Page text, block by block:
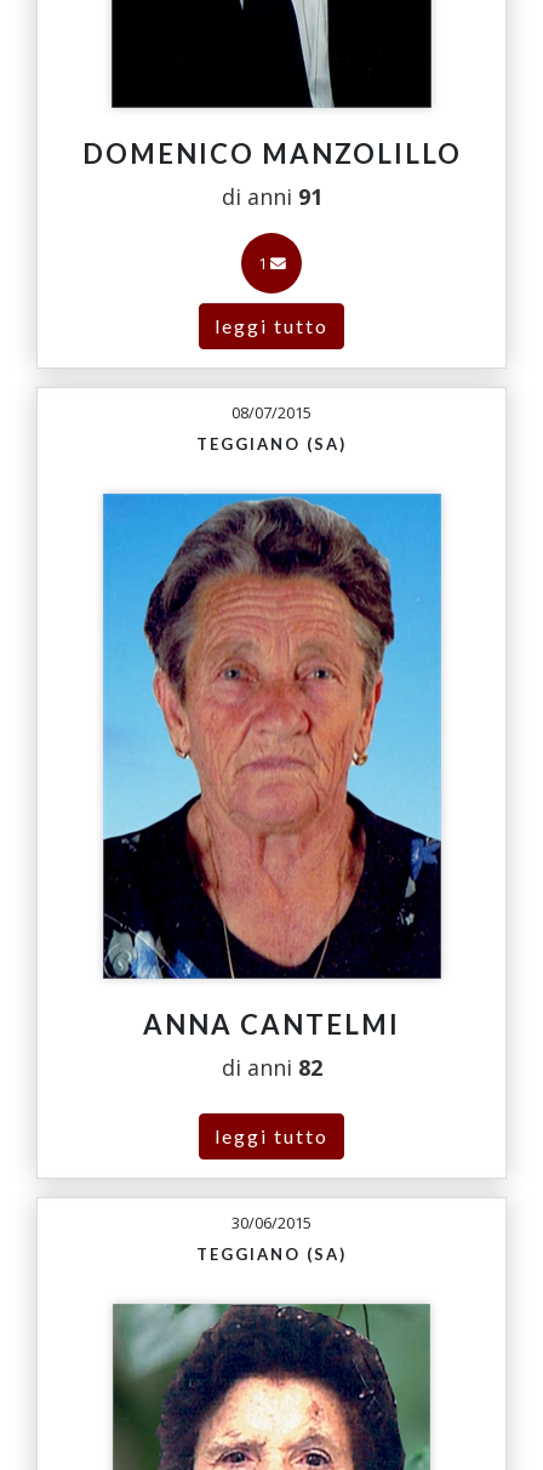
DOMENICO MANZOLILLO
di anni 91
1
leggi tutto
08/07/2015
TEGGIANO (SA)
ANNA CANTELMI
di anni 82
leggi tutto
30/06/2015
TEGGIANO (SA)